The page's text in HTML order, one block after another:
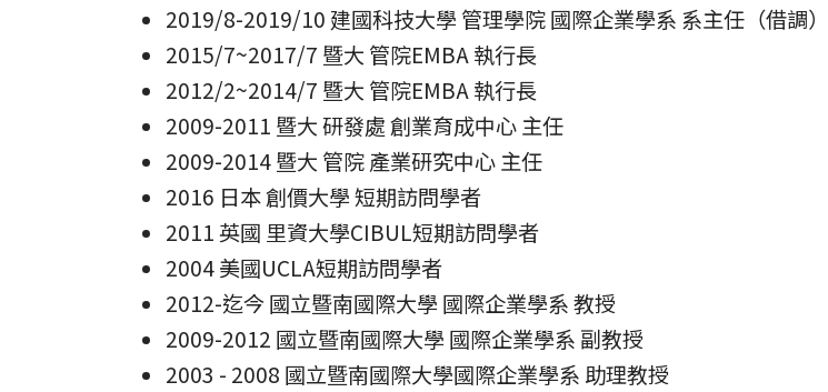
2019/8-2019/10 建國科技大學 管理學院 國際企業學系 系主任（借調）
2015/7~2017/7 暨大 管院EMBA 執行長
2012/2~2014/7 暨大 管院EMBA 執行長
2009-2011 暨大 研發處 創業育成中心 主任
2009-2014 暨大 管院 產業研究中心 主任
2016 日本 創價大學 短期訪問學者
2011 英國 里資大學CIBUL短期訪問學者
2004 美國UCLA短期訪問學者
2012-迄今 國立暨南國際大學 國際企業學系 教授
2009-2012 國立暨南國際大學 國際企業學系 副教授
2003 - 2008 國立暨南國際大學國際企業學系 助理教授